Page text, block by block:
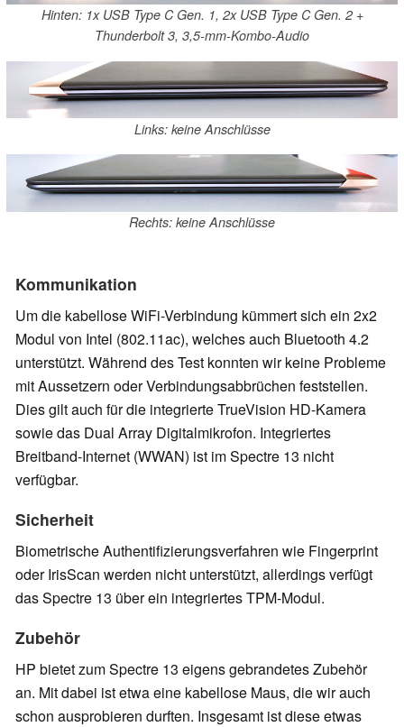
Hinten: 1x USB Type C Gen. 1, 2x USB Type C Gen. 2 +
Thunderbolt 3, 3,5-mm-Kombo-Audio
Links: keine Anschlüsse
Rechts: keine Anschlüsse
Kommunikation
Um die kabellose WiFi-Verbindung kümmert sich ein 2x2
Modul von Intel (802.11ac), welches auch Bluetooth 4.2
unterstützt. Während des Test konnten wir keine Probleme
mit Aussetzern oder Verbindungsabbrüchen feststellen.
Dies gilt auch für die integrierte TrueVision HD-Kamera
sowie das Dual Array Digitalmikrofon. Integriertes
Breitband-Internet (WWAN) ist im Spectre 13 nicht
verfügbar.
Sicherheit
Biometrische Authentifizierungsverfahren wie Fingerprint
oder IrisScan werden nicht unterstützt, allerdings verfügt
das Spectre 13 über ein integriertes TPM-Modul.
Zubehör
HP bietet zum Spectre 13 eigens gebrandetes Zubehör
an. Mit dabei ist etwa eine kabellose Maus, die wir auch
schon ausprobieren durften. Insgesamt ist diese etwas